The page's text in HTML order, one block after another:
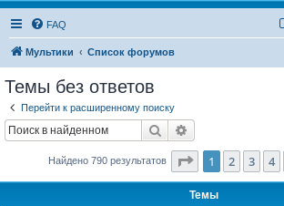
FAQ
Мультики Список форумов
Темы без ответов
Перейти к расширенному поиску
Поиск
Найдено 790 результатов Страница из
1 2 3 4
Темы